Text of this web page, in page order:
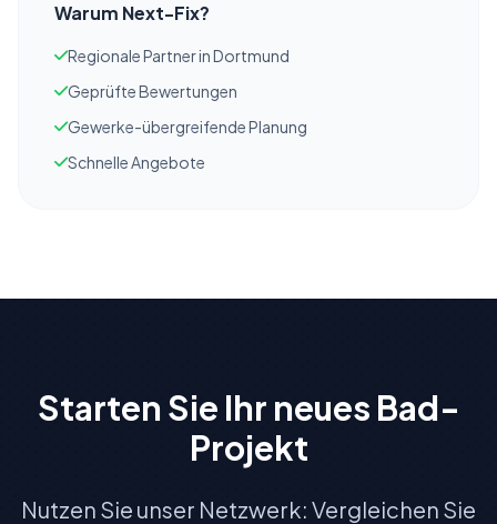
Warum Next-Fix?
Regionale Partner in Dortmund
Geprüfte Bewertungen
Gewerke-übergreifende Planung
Schnelle Angebote
Starten Sie Ihr neues Bad-
Projekt
Nutzen Sie unser Netzwerk: Vergleichen Sie